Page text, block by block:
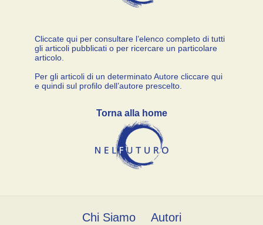
Cliccate qui per consultare l’elenco completo di tutti
gli articoli pubblicati o per ricercare un particolare
articolo.
Per gli articoli di un determinato Autore cliccare qui
e quindi sul profilo dell’autore prescelto.
Torna alla home
Chi Siamo Autori